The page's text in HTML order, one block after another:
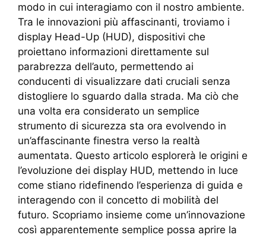
modo in cui interagiamo con il nostro ambiente.
Tra le innovazioni più affascinanti, troviamo i
display Head-Up (HUD), dispositivi che
proiettano informazioni direttamente sul
parabrezza dell’auto, permettendo ai
conducenti di visualizzare dati cruciali senza
distogliere lo sguardo dalla strada. Ma ciò che
una volta era considerato un semplice
strumento di sicurezza sta ora evolvendo in
un’affascinante finestra verso la realtà
aumentata. Questo articolo esplorerà le origini e
l’evoluzione dei display HUD, mettendo in luce
come stiano ridefinendo l’esperienza di guida e
interagendo con il concetto di mobilità del
futuro. Scopriamo insieme come un’innovazione
così apparentemente semplice possa aprire la